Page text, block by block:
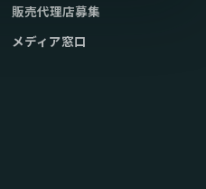
販売代理店募集
メディア窓口